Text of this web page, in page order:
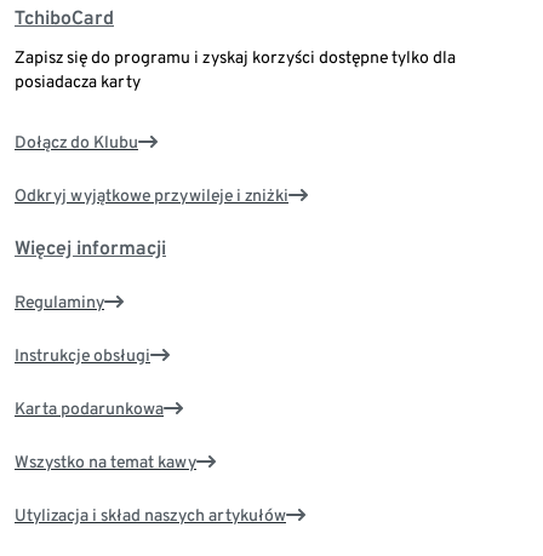
TchiboCard
Zapisz się do programu i zyskaj korzyści dostępne tylko dla
posiadacza karty
Dołącz do Klubu
Odkryj wyjątkowe przywileje i zniżki
Więcej informacji
Regulaminy
Instrukcje obsługi
Karta podarunkowa
Wszystko na temat kawy
Utylizacja i skład naszych artykułów